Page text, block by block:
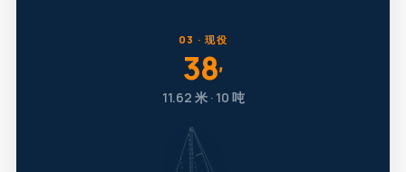
03 · 现役
38′
11.62 米 · 10 吨